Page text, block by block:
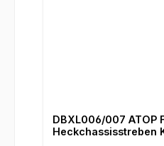
DBXL006/007 ATOP
Heckchassisstreben